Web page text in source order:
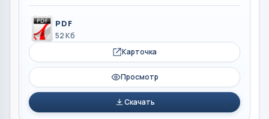
PDF
52 Кб
Карточка
Просмотр
Скачать